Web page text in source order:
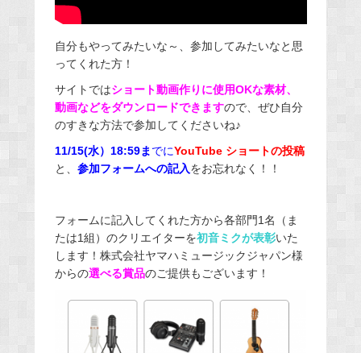
自分もやってみたいな～、参加してみたいなと思
ってくれた方！
サイトではショート動画作りに使用OKな素材、
動画などをダウンロードできますので、ぜひ自分
のすきな方法で参加してくださいね♪
11/15(水）18:59ま でにYouTube ショートの投稿
と、 参加フォームへの記入をお忘れなく！！
フォームに記入してくれた方から各部門1名（ま
たは1組）のクリエイターを初音ミクが表彰いた
します！株式会社ヤマハミュージックジャパン様
からの選べる賞品のご提供もございます！